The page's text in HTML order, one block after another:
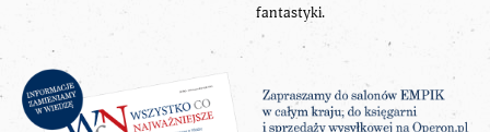
fantastyki.